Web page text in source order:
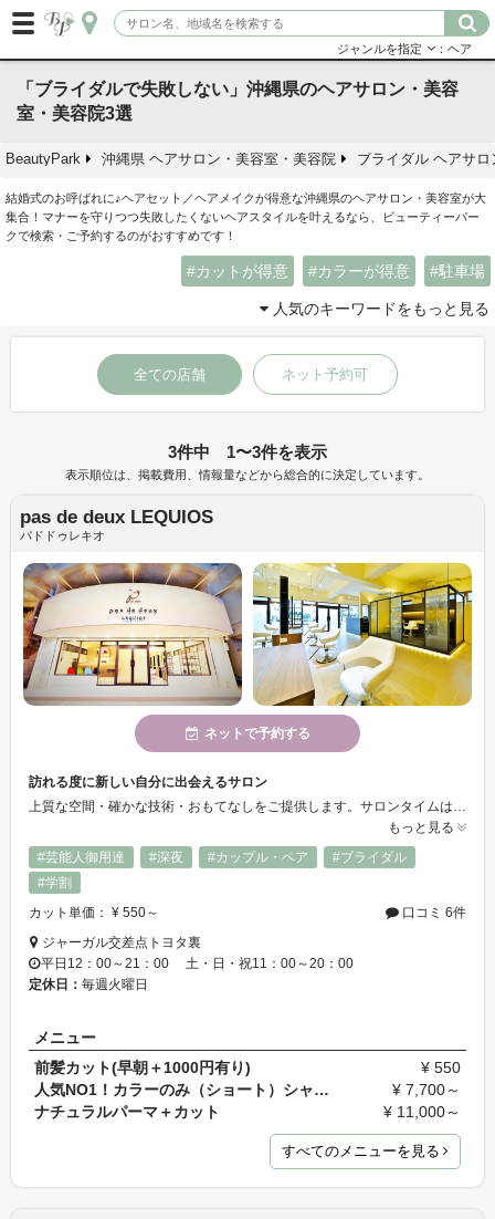
ジャンルを指定 ：ヘア
「ブライダルで失敗しない」沖縄県のヘアサロン・美容
室・美容院3選
BeautyPark 沖縄県 ヘアサロン・美容室・美容院 ブライダル ヘアサ
結婚式のお呼ばれに♪ヘアセット／ヘアメイクが得意な沖縄県のヘアサロン・美容室が大
集合！マナーを守りつつ失敗したくないヘアスタイルを叶えるなら、ビューティーパー
クで検索・ご予約するのがおすすめです！
カットが得意 カラーが得意 駐車場
人気のキーワードをもっと見る
全ての店舗 ネット予約可
3件中 1〜3件を表示
表示順位は、掲載費用、情報量などから総合的に決定しています。
pas de deux LEQUIOS
パドドゥレキオ
ネットで予約する
訪れる度に新しい自分に出会えるサロン
上質な空間・確かな技術・おもてなしをご提供します。サロンタイムはお客様の心とスタイルをリフレッシュし、新たなエネルギーをチャージする時間として、心を込めて施術させていただきます。
もっと見る
#芸能人御用達
#深夜 #カップル・ペア
#ブライダル
#学割
カット単価： ¥ 550～
口コミ 6件
ジャーガル交差点トヨタ裏
平日12：00～21：00 土・日・祝11：00～20：00
定休日： 毎週火曜日
メニュー
前髪カット(早朝＋1000円有り)
¥ 550
人気NO1！カラーのみ（ショート）シャンプーブロー込…
¥ 7,700～
ナチュラルパーマ＋カット
¥ 11,000～
すべてのメニューを見る